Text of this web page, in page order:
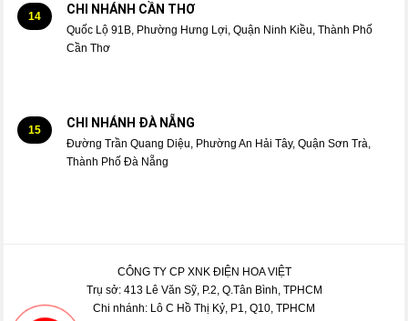
14 CHI NHÁNH CẦN THƠ
Quốc Lộ 91B, Phường Hưng Lợi, Quận Ninh Kiều, Thành Phố
Cần Thơ
15 CHI NHÁNH ĐÀ NẴNG
Đường Trần Quang Diệu, Phường An Hải Tây, Quận Sơn Trà,
Thành Phố Đà Nẵng
CÔNG TY CP XNK ĐIỆN HOA VIỆT
Trụ sở: 413 Lê Văn Sỹ, P.2, Q.Tân Bình, TPHCM
Chi nhánh: Lô C Hồ Thị Kỷ, P1, Q10, TPHCM